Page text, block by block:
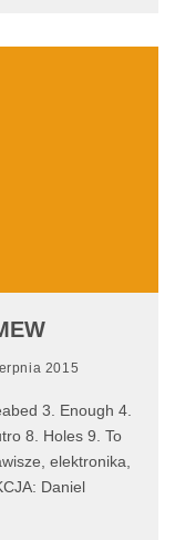
2015
3. Enough 4.
8. Holes 9. To
elektronika,
Daniel